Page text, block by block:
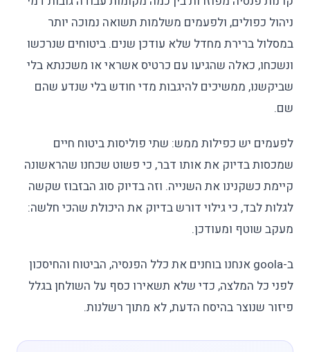
ניהול כפולים, ולפעמים משלמות תשואה נמוכה יותר
במסלול ברירת מחדל שלא עודכן שנים. ביטוחים שנרכשו
ונשכחו, כאלה שהגיעו עם כרטיס אשראי או משכנתא בלי
שביקשנו, ממשיכים להיגבות מדי חודש בלי שנדע שהם
שם.
לפעמים יש כפילות ממש: שתי פוליסות ביטוח חיים
שמכסות בדיוק את אותו דבר, כי פשוט שכחנו שהראשונה
קיימת כשקנינו את השנייה. וזה בדיוק סוג הבזבוז שקשה
לגלות לבד, כי גילוי דורש בדיוק את היכולת שהכי חלשה:
מעקב שוטף ומעודכן.
ב-goola אנחנו בוחנים את כלל הפנסיה, הביטוח והחיסכון
לפני כל המלצה, כדי שלא תשאירו כסף על השולחן בגלל
פיזור שנוצר בהיסח הדעת, לא מתוך רשלנות.